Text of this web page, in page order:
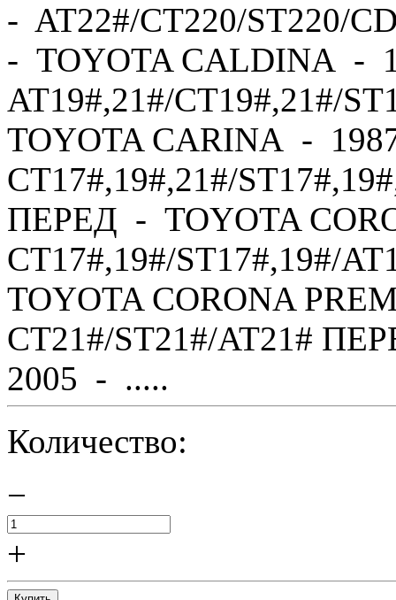
- AT22#/CT220/ST220/
- TOYOTA CALDINA -
AT19#,21#/CT19#,21#/
TOYOTA CARINA -
CT17#,19#,21#/
ПЕРЕД - TOYOTA
CT17#,19#/ST17#,19#/
TOYOTA CORONA
CT21#/ST21#/AT21#
2005 - .....
Количество:
−
+